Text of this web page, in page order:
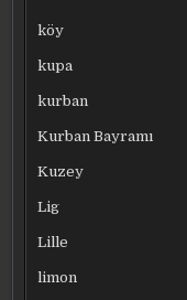
köy
kupa
kurban
Kurban Bayramı
Kuzey
Lig
Lille
limon